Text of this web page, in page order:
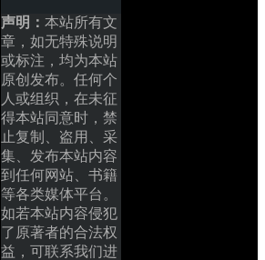
声明： 本站所有文
章，如无特殊说明
或标注，均为本站
原创发布。任何个
人或组织，在未征
得本站同意时，禁
止复制、盗用、采
集、发布本站内容
到任何网站、书籍
等各类媒体平台。
如若本站内容侵犯
了原著者的合法权
益，可联系我们进